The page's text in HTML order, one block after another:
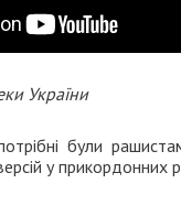
України
були
у прикордонних